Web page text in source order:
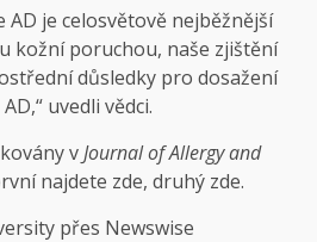
AD je celosvětově nejběžnější
kožní poruchou, naše zjištění
důsledky pro dosažení
uvedli vědci.
vJournal of Allergy and
najdete zde, druhý zde.
přes Newswise